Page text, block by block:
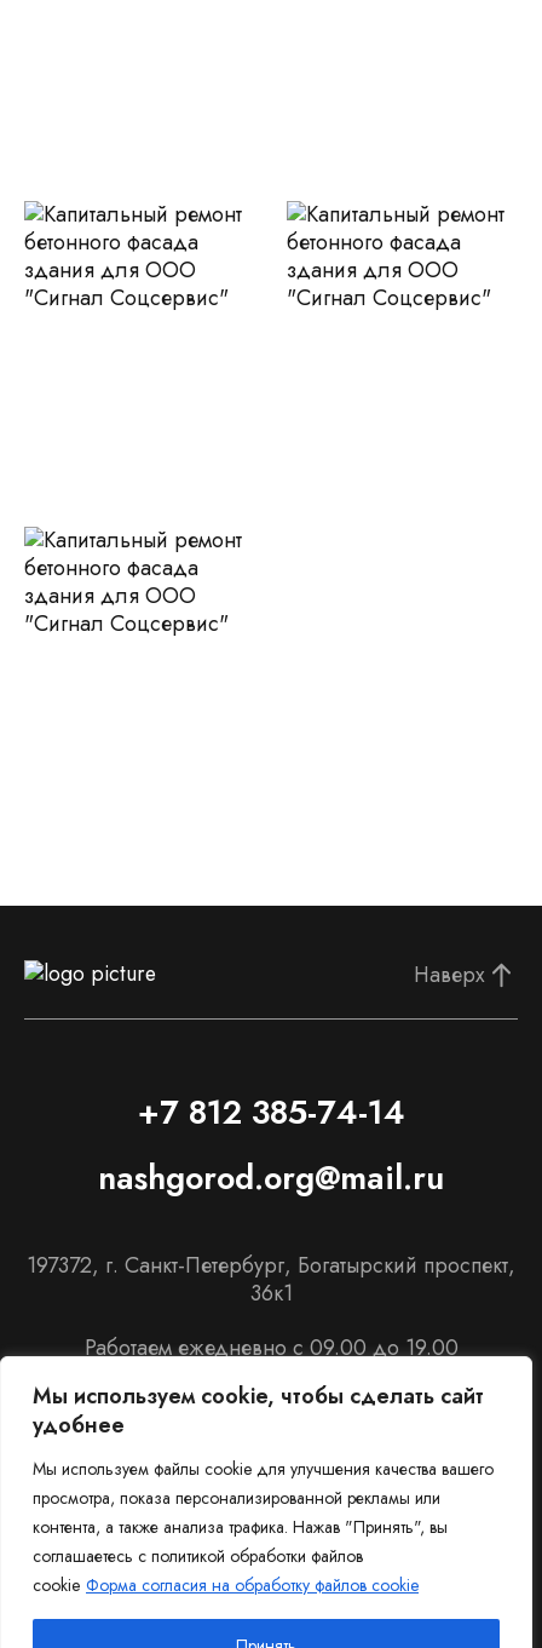
Мы используем cookie, чтобы сделать сайт
удобнее
Мы используем файлы cookie для улучшения качества вашего
просмотра, показа персонализированной рекламы или
контента, а также анализа трафика. Нажав "Принять", вы
соглашаетесь с политикой обработки файлов
cookie Форма согласия на обработку файлов cookie
Наверх
+7 812 385-74-14
nashgorod.org@mail.ru
197372, г. Санкт-Петербург, Богатырский проспект,
36к1
Работаем ежедневно с 09.00 до 19.00
© 2009-2026НАШ ГОРОД. Материалы,
представленные на сайте, не являются публичной
офертой
Пользовательское соглашение
Политика конфиденциальности
Разработка и продвижение